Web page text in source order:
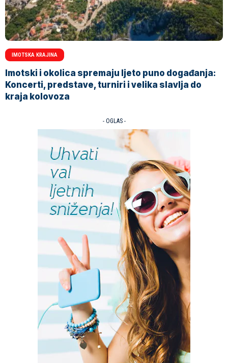
IMOTSKA KRAJINA
Imotski i okolica spremaju ljeto puno događanja:
Koncerti, predstave, turniri i velika slavlja do
kraja kolovoza
- OGLAS -